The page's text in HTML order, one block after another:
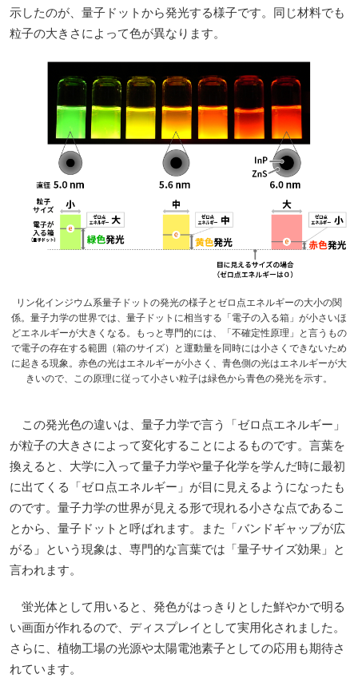
示したのが、量子ドットから発光する様子です。同じ材料でも
粒子の大きさによって色が異なります。
リン化インジウム系量子ドットの発光の様子とゼロ点エネルギーの大小の関
係。量子力学の世界では、量子ドットに相当する「電子の入る箱」が小さいほ
どエネルギーが大きくなる。もっと専門的には、「不確定性原理」と言うもの
で電子の存在する範囲（箱のサイズ）と運動量を同時には小さくできないため
に起きる現象。赤色の光はエネルギーが小さく、青色側の光はエネルギーが大
きいので、この原理に従って小さい粒子は緑色から青色の発光を示す。
この発光色の違いは、量子力学で言う「ゼロ点エネルギー」
が粒子の大きさによって変化することによるものです。言葉を
換えると、大学に入って量子力学や量子化学を学んだ時に最初
に出てくる「ゼロ点エネルギー」が目に見えるようになったも
のです。量子力学の世界が見える形で現れる小さな点であるこ
とから、量子ドットと呼ばれます。また「バンドギャップが広
がる」という現象は、専門的な言葉では「量子サイズ効果」と
言われます。
蛍光体として用いると、発色がはっきりとした鮮やかで明る
い画面が作れるので、ディスプレイとして実用化されました。
さらに、植物工場の光源や太陽電池素子としての応用も期待さ
れています。